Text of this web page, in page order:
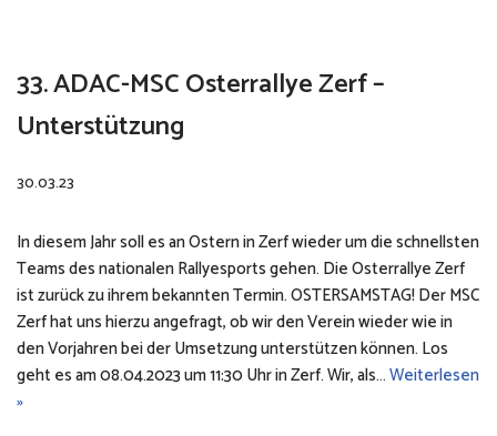
33. ADAC-MSC Osterrallye Zerf –
Unterstützung
30.03.23
In diesem Jahr soll es an Ostern in Zerf wieder um die schnellsten
Teams des nationalen Rallyesports gehen. Die Osterrallye Zerf
ist zurück zu ihrem bekannten Termin. OSTERSAMSTAG! Der MSC
Zerf hat uns hierzu angefragt, ob wir den Verein wieder wie in
den Vorjahren bei der Umsetzung unterstützen können. Los
geht es am 08.04.2023 um 11:30 Uhr in Zerf. Wir, als…Weiterlesen
»